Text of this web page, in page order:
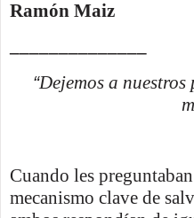
Ramón Maiz
“Dejemos a
Cuando les
mecanismo clave de